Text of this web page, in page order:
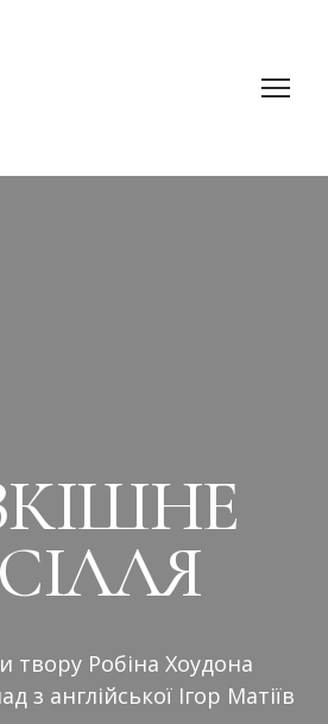
твору Робіна Хоудона
з англійської Ігор Матіїв